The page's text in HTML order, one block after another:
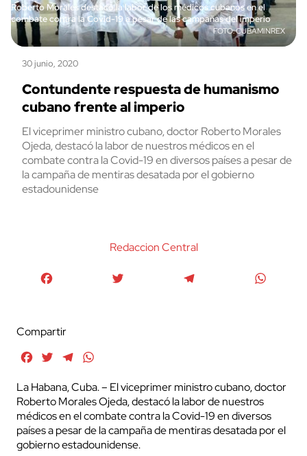
Roberto Morales destacó la labor de los médicos cubanos en el
combate contra la Covid-19 a pesar de las campañas del imperio
CUBAMINREX
30 junio, 2020
Contundente respuesta de humanismo
cubano frente al imperio
El viceprimer ministro cubano, doctor Roberto Morales
Ojeda, destacó la labor de nuestros médicos en el
combate contra la Covid-19 en diversos países a pesar de
la campaña de mentiras desatada por el gobierno
estadounidense
Redaccion Central
Compartir
FacebookTwitterTelegram
La Habana, Cuba. – El viceprimer ministro cubano, doctor
Roberto Morales Ojeda, destacó la labor de nuestros
médicos en el combate contra la Covid-19 en diversos
países a pesar de la campaña de mentiras desatada por el
gobierno estadounidense.